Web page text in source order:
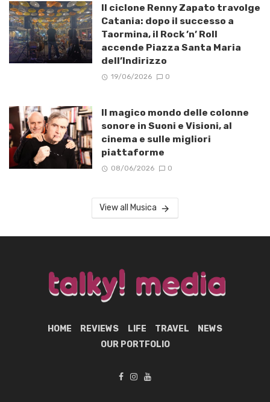
Il ciclone Renny Zapato travolge
Catania: dopo il successo a
Taormina, il Rock ’n’ Roll
accende Piazza Santa Maria
dell’Indirizzo
19/06/2026 0
Il magico mondo delle colonne
sonore in Suoni e Visioni, al
cinema e sulle migliori
piattaforme
08/06/2026 0
View all Musica
HOME REVIEWS LIFE TRAVEL
NEWS
OUR PORTFOLIO